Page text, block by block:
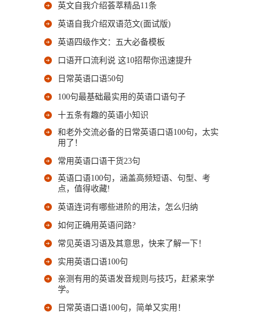
英文自我介绍荟萃精品11条
英语自我介绍双语范文(面试版)
英语四级作文：五大必备模板
口语开口流利说 这10招帮你迅速提升
日常英语口语50句
100句最基础最实用的英语口语句子
十五条有趣的英语小知识
和老外交流必备的日常英语口语100句，太实
用了！
常用英语口语干货23句
英语口语100句，涵盖高频短语、句型、考
点，值得收藏!
英语连词有哪些进阶的用法，怎么归纳
如何正确用英语问路?
常见英语习语及其意思，快来了解一下！
实用英语口语100句
亲测有用的英语发音规则与技巧，赶紧来学
学。
日常英语口语100句，简单又实用！